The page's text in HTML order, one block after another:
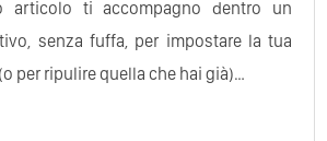
articolo ti accompagno dentro un
senza fuffa, per impostare la tua
per ripulire quella che hai già)…